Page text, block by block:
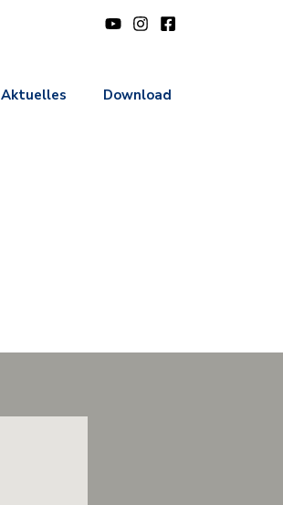
Aktuelles Download